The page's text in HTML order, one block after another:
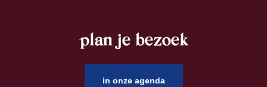
plan je bezoek
in onze agenda